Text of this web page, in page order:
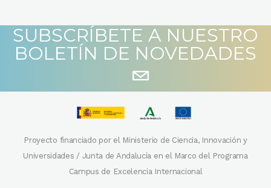
SUBSCRÍBETE A NUESTRO
BOLETÍN DE NOVEDADES
Proyecto financiado por el Ministerio de Ciencia, Innovación y
Universidades / Junta de Andalucía en el Marco del Programa
Campus de Excelencia Internacional